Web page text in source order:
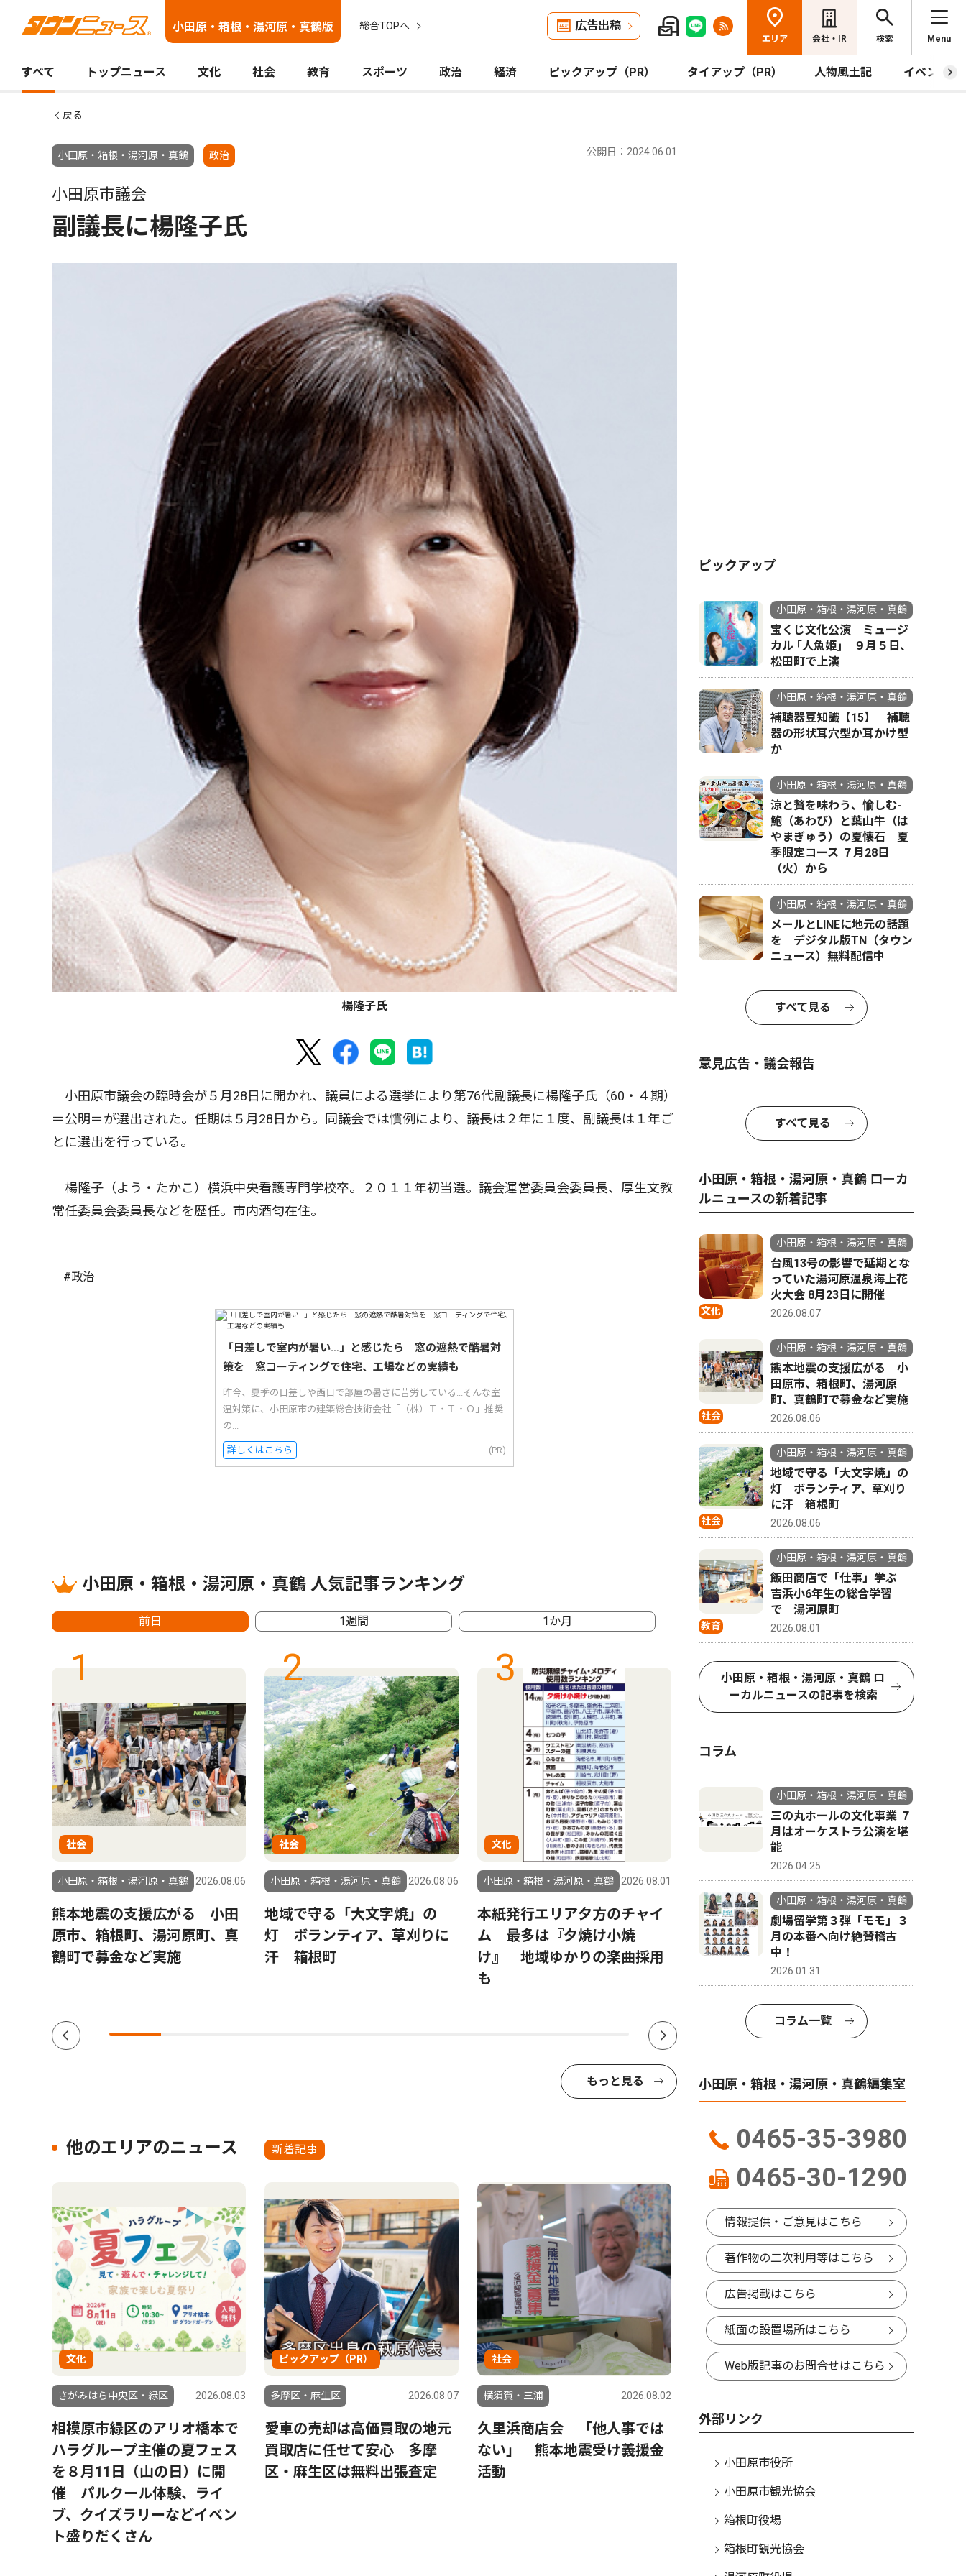
小田原・箱根・湯河原・真鶴版 総合TOPへ 広告出稿
エリア 会社・IR 検索 Menu
すべて トップニュース 文化 社会 教育 スポーツ 政治 経済 ピックアップ（PR） タイアップ（PR） 人物風土記 イベント
戻る
小田原・箱根・湯河原・真鶴 政治 公開日：2024.06.01
小田原市議会
副議長に楊隆子氏
楊隆子氏
小田原市議会の臨時会が５月28日に開かれ、議員による選挙により第76代副議長に楊隆子氏（60・４期）
＝公明＝が選出された。任期は５月28日から。同議会では慣例により、議長は２年に１度、副議長は１年ご
とに選出を行っている。
楊隆子（よう・たかこ）横浜中央看護専門学校卒。２０１１年初当選。議会運営委員会委員長、厚生文教
常任委員会委員長などを歴任。市内酒匂在住。
#政治
「日差しで室内が暑い…」と感じたら 窓の遮熱で酷暑対
策を 窓コーティングで住宅、工場などの実績も
昨今、夏季の日差しや西日で部屋の暑さに苦労している...そんな室
温対策に、小田原市の建築総合技術会社「（株）Ｔ・Ｔ・Ｏ」推奨
の...
詳しくはこちら (PR)
小田原・箱根・湯河原・真鶴 人気記事ランキング
前日 1週間 1か月
1
社会
小田原・箱根・湯河原・真鶴 2026.08.06
熊本地震の支援広がる 小田
原市、箱根町、湯河原町、真
鶴町で募金など実施
2
社会
小田原・箱根・湯河原・真鶴 2026.08.06
地域で守る「大文字焼」の
灯 ボランティア、草刈りに
汗 箱根町
3
文化
小田原・箱根・湯河原・真鶴 2026.08.01
本紙発行エリア夕方のチャイ
ム 最多は『夕焼け小焼
け』 地域ゆかりの楽曲採用
も
4
トップニュース
小田原・箱根・湯河原・真鶴 2026.06.13
小田原市 全小中学校を一貫
校へ 2031年度から順次再編
小田原・箱
自宅便
もっと見る
他のエリアのニュース 新着記事
文化
さがみはら中央区・緑区 2026.08.03
相模原市緑区のアリオ橋本で
ハラグループ主催の夏フェス
を８月11日（山の日）に開
催 パルクール体験、ライ
ブ、クイズラリーなどイベン
ト盛りだくさん
ピックアップ（PR）
多摩区・麻生区 2026.08.07
愛車の売却は高価買取の地元
買取店に任せて安心 多摩
区・麻生区は無料出張査定
社会
横須賀・三浦 2026.08.02
久里浜商店会 「他人事では
ない」 熊本地震受け義援金
活動
ピックアップ
小田原・箱根・湯河原・真鶴
宝くじ文化公演 ミュージ
カル ｢人魚姫｣ ９月５日、
松田町で上演
小田原・箱根・湯河原・真鶴
補聴器豆知識【15】 補聴
器の形状耳穴型か耳かけ型
か
小田原・箱根・湯河原・真鶴
涼と贅を味わう、愉しむ-
鮑（あわび）と葉山牛（は
やまぎゅう）の夏懐石 夏
季限定コース ７月28日
（火）から
小田原・箱根・湯河原・真鶴
メールとLINEに地元の話題
を デジタル版TN（タウン
ニュース）無料配信中
すべて見る
意見広告・議会報告
すべて見る
小田原・箱根・湯河原・真鶴 ローカ
ルニュースの新着記事
文化
小田原・箱根・湯河原・真鶴
台風13号の影響で延期とな
っていた湯河原温泉海上花
火大会 8月23日に開催
2026.08.07
社会
小田原・箱根・湯河原・真鶴
熊本地震の支援広がる 小
田原市、箱根町、湯河原
町、真鶴町で募金など実施
2026.08.06
社会
小田原・箱根・湯河原・真鶴
地域で守る「大文字焼」の
灯 ボランティア、草刈り
に汗 箱根町
2026.08.06
教育
小田原・箱根・湯河原・真鶴
飯田商店で「仕事」学ぶ
吉浜小6年生の総合学習
で 湯河原町
2026.08.01
小田原・箱根・湯河原・真鶴 ロ
ーカルニュースの記事を検索
コラム
小田原・箱根・湯河原・真鶴
三の丸ホールの文化事業 ７
月はオーケストラ公演を堪
能
2026.04.25
小田原・箱根・湯河原・真鶴
劇場留学第３弾「モモ」３
月の本番へ向け絶賛稽古
中！
2026.01.31
コラム一覧
小田原・箱根・湯河原・真鶴編集室
0465-35-3980
0465-30-1290
情報提供・ご意見はこちら
著作物の二次利用等はこちら
広告掲載はこちら
紙面の設置場所はこちら
Web版記事のお問合せはこちら
外部リンク
小田原市役所
小田原市観光協会
箱根町役場
箱根町観光協会